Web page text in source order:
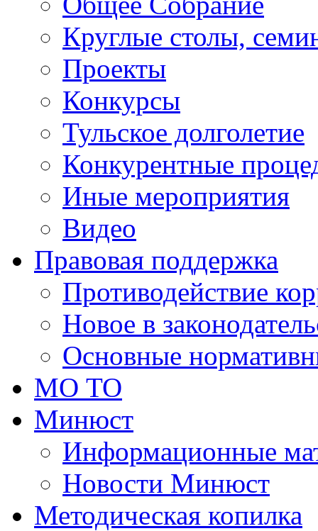
Круглые столы,
Проекты
Конкурсы
Тульское долголетие
Конкурентные
Иные мероприятия
Видео
Правовая поддержка
Противодействие
Новое в
Основные
МО ТО
Минюст
Информационные
Новости Минюст
Методическая копилка